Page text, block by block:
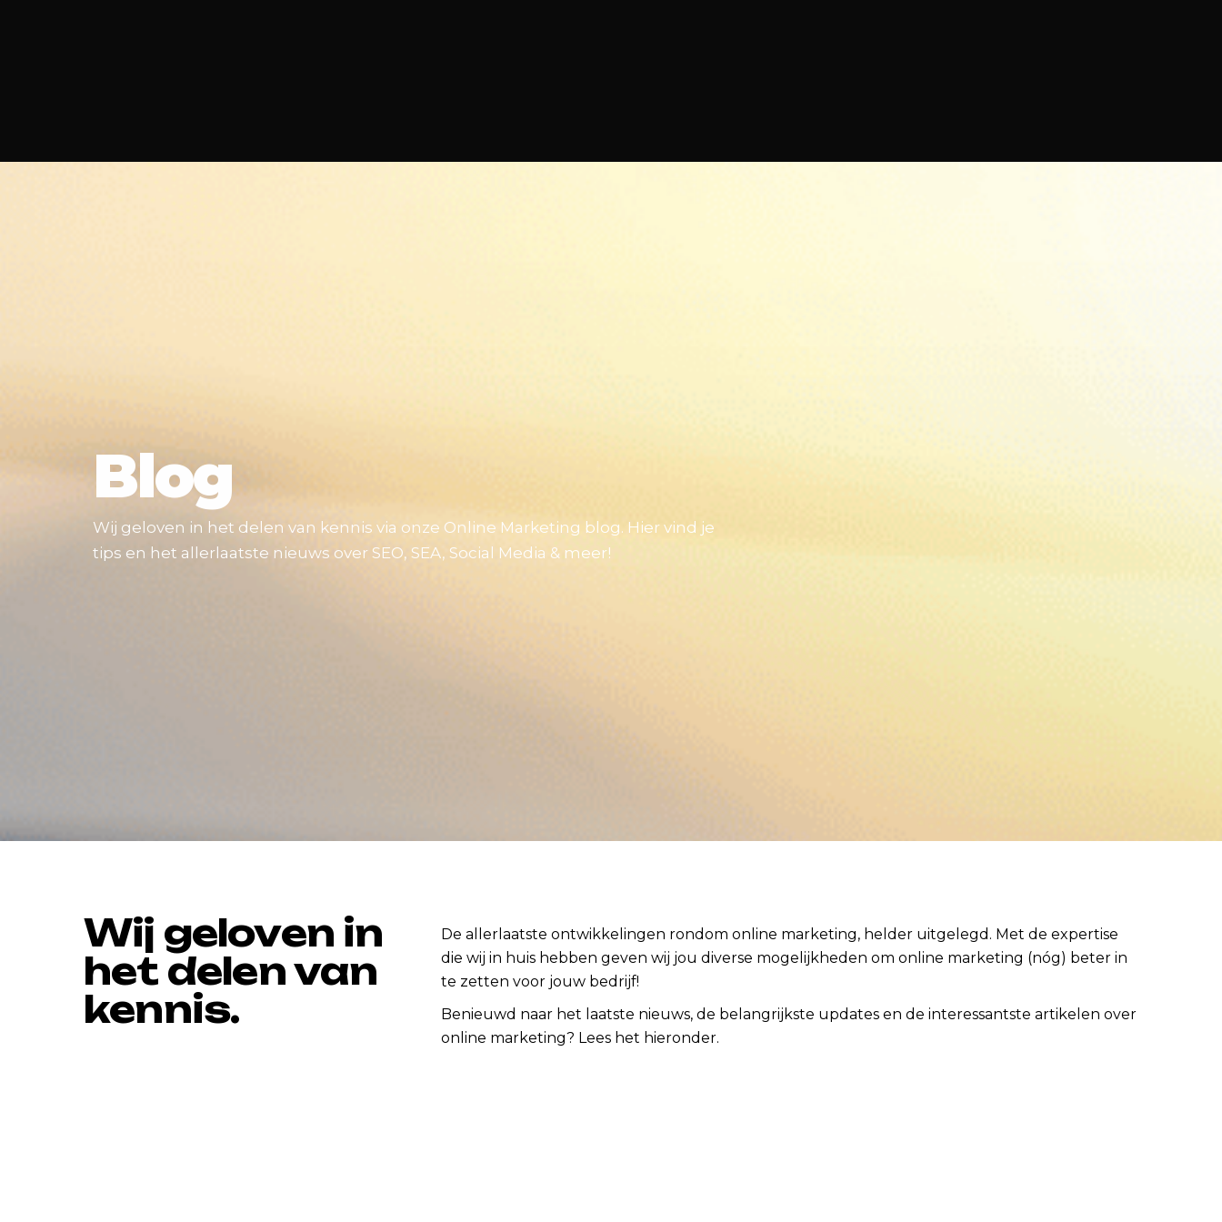
Blog
Wij geloven in het delen van kennis via onze Online Marketing blog. Hier vind je
tips en het allerlaatste nieuws over SEO, SEA, Social Media & meer!
Wij geloven in
het delen van
kennis.
De allerlaatste ontwikkelingen rondom online marketing, helder uitgelegd. Met de expertise
die wij in huis hebben geven wij jou diverse mogelijkheden om online marketing (nóg) beter in
te zetten voor jouw bedrijf!
Benieuwd naar het laatste nieuws, de belangrijkste updates en de interessantste artikelen over
online marketing? Lees het hieronder.